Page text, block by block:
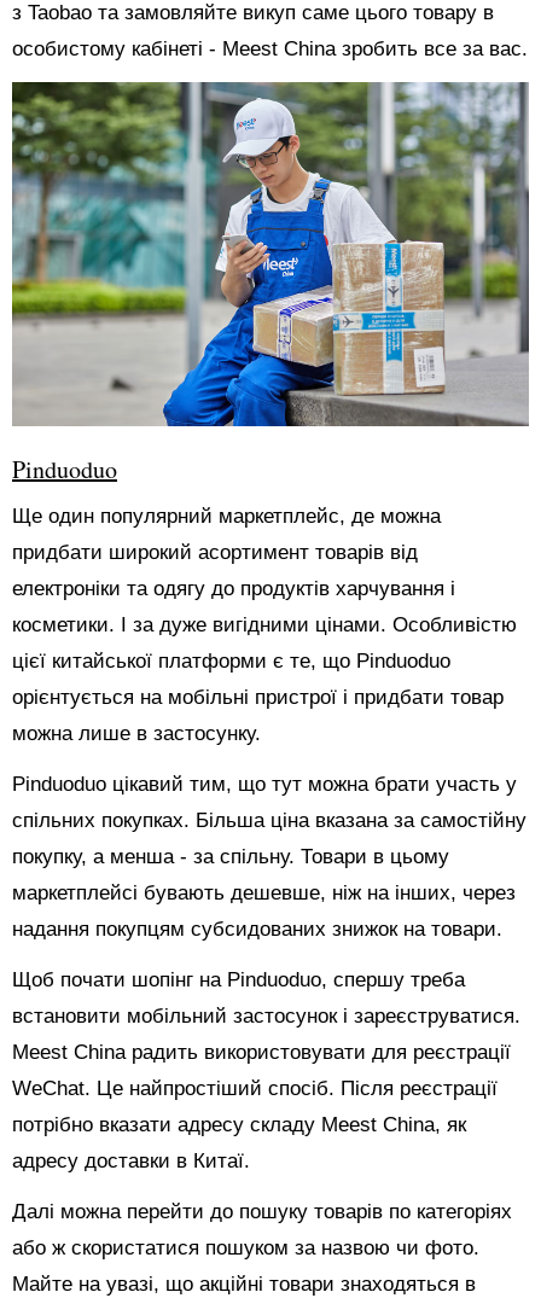
з Taobao та замовляйте викуп саме цього товару в
особистому кабінеті - Meest China зробить все за вас.
Pinduoduo
Ще один популярний маркетплейс, де можна
придбати широкий асортимент товарів від
електроніки та одягу до продуктів харчування і
косметики. І за дуже вигідними цінами. Особливістю
цієї китайської платформи є те, що Pinduoduo
орієнтується на мобільні пристрої і придбати товар
можна лише в застосунку.
Pinduoduo цікавий тим, що тут можна брати участь у
спільних покупках. Більша ціна вказана за самостійну
покупку, а менша - за спільну. Товари в цьому
маркетплейсі бувають дешевше, ніж на інших, через
надання покупцям субсидованих знижок на товари.
Щоб почати шопінг на Pinduoduo, спершу треба
встановити мобільний застосунок і зареєструватися.
Meest China радить використовувати для реєстрації
WeChat. Це найпростіший спосіб. Після реєстрації
потрібно вказати адресу складу Meest China, як
адресу доставки в Китаї.
Далі можна перейти до пошуку товарів по категоріях
або ж скористатися пошуком за назвою чи фото.
Майте на увазі, що акційні товари знаходяться в